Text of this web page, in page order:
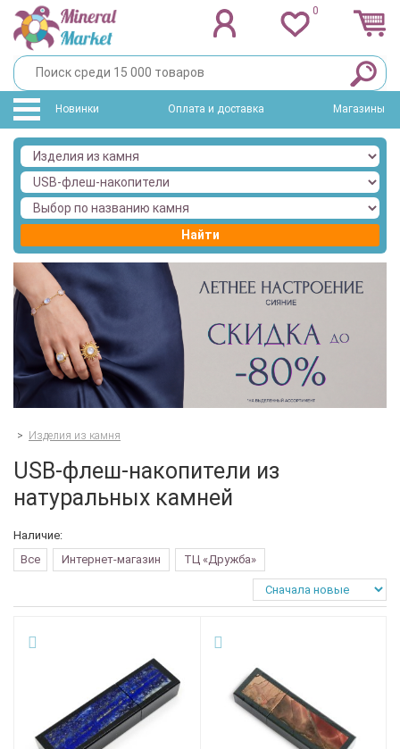
0
Новинки Оплата и доставка Магазины
Найти
> Изделия из камня
USB-флеш-накопители из
натуральных камней
Наличие:
Все
Интернет-магазин ТЦ «Дружба»